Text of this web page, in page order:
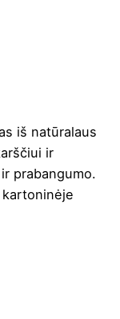
iš natūralaus
ir
prabangumo.